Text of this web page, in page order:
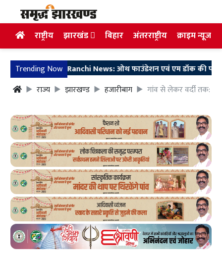
राष्ट्रीय झारखंड बिहार अंतरराष्ट्रीय क्राइम न्यूज
Trending NowRanchi News: ओथ फाउंडेशन एवं एम डॉक की पहल, 200
राज्य
झारखण्ड हजारीबाग गांव से लेकर वर्दी तक: